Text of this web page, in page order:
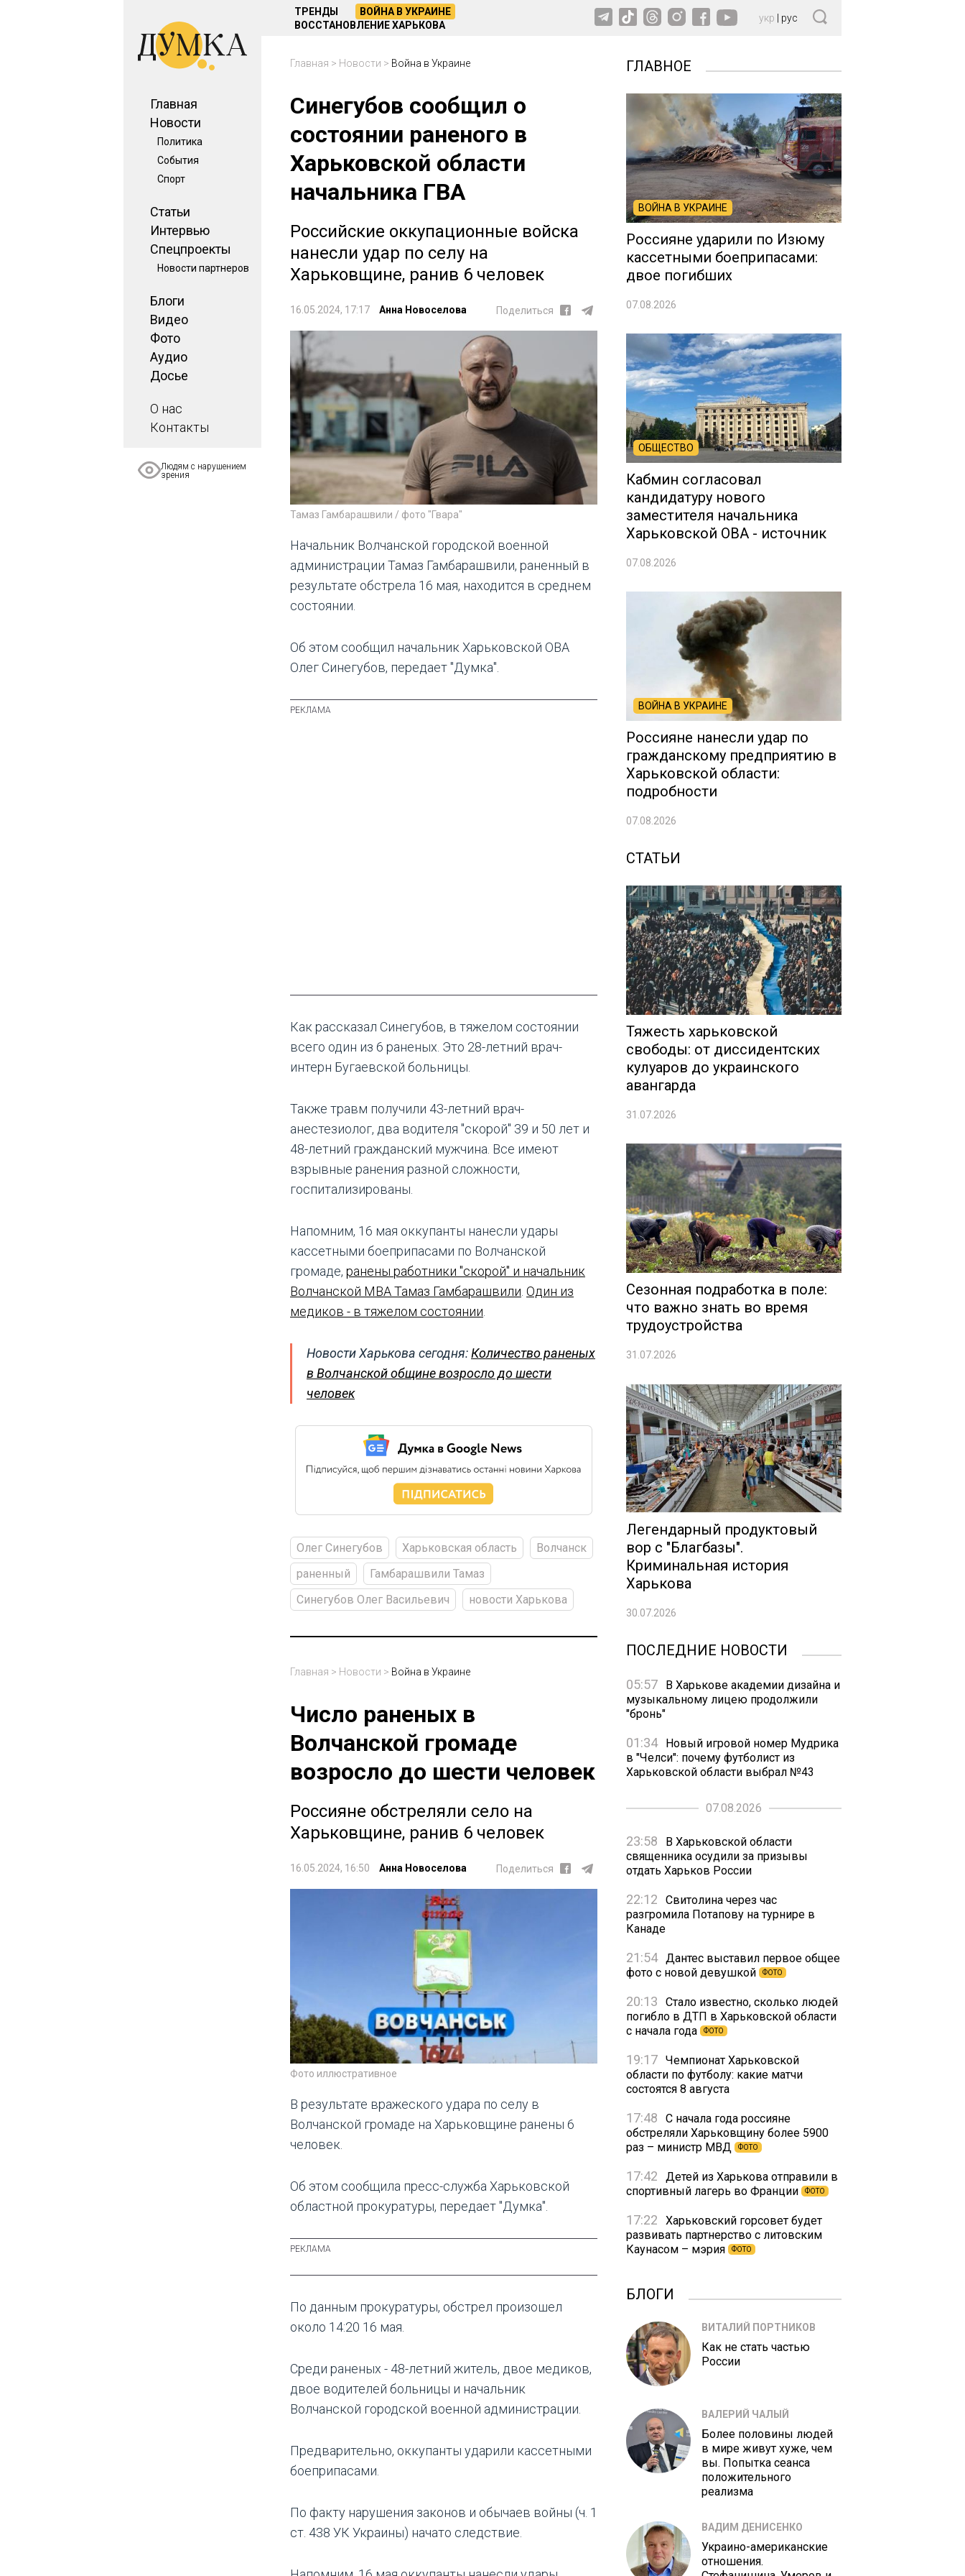
Главная
Новости
Политика
События
Спорт
Статьи
Интервью
Спецпроекты
Новости партнеров
Блоги
Видео
Фото
Аудио
Досье
О нас
Контакты
Людям с нарушением
зрения
ТРЕНДЫ
ВОЙНА В УКРАИНЕ
ВОССТАНОВЛЕНИЕ ХАРЬКОВА
укр рус
Главная > Новости > Война в Украине
Синегубов сообщил о
состоянии раненого в
Харьковской области
начальника ГВА
Российские оккупационные войска
нанесли удар по селу на
Харьковщине, ранив 6 человек
16.05.2024, 17:17 Анна Новоселова Поделиться
Тамаз Гамбарашвили / фото "Гвара"
Начальник Волчанской городской военной
администрации Тамаз Гамбарашвили, раненный в
результате обстрела 16 мая, находится в среднем
состоянии.
Об этом сообщил начальник Харьковской ОВА
Олег Синегубов, передает "Думка".
Как рассказал Синегубов, в тяжелом состоянии
всего один из 6 раненых. Это 28-летний врач-
интерн Бугаевской больницы.
Также травм получили 43-летний врач-
анестезиолог, два водителя "скорой" 39 и 50 лет и
48-летний гражданский мужчина. Все имеют
взрывные ранения разной сложности,
госпитализированы.
Напомним, 16 мая оккупанты нанесли удары
кассетными боеприпасами по Волчанской
громаде, ранены работники "скорой" и начальник
Волчанской МВА Тамаз Гамбарашвили. Один из
медиков - в тяжелом состоянии.
Новости Харькова сегодня:Количество раненых
в Волчанской общине возросло до шести
человек
Олег Синегубов Харьковская область
Волчанск
раненный
Гамбарашвили Тамаз
Синегубов Олег Васильевич
новости Харькова
Главная > Новости > Война в Украине
Число раненых в
Волчанской громаде
возросло до шести человек
Россияне обстреляли село на
Харьковщине, ранив 6 человек
16.05.2024, 16:50 Анна Новоселова Поделиться
Фото иллюстративное
В результате вражеского удара по селу в
Волчанской громаде на Харьковщине ранены 6
человек.
Об этом сообщила пресс-служба Харьковской
областной прокуратуры, передает "Думка".
По данным прокуратуры, обстрел произошел
около 14:20 16 мая.
Среди раненых - 48-летний житель, двое медиков,
двое водителей больницы и начальник
Волчанской городской военной администрации.
Предварительно, оккупанты ударили кассетными
боеприпасами.
По факту нарушения законов и обычаев войны (ч. 1
ст. 438 УК Украины) начато следствие.
ГЛАВНОЕ
ВОЙНА В УКРАИНЕ
Россияне ударили по Изюму
кассетными боеприпасами:
двое погибших
07.08.2026
ОБЩЕСТВО
Кабмин согласовал
кандидатуру нового
заместителя начальника
Харьковской ОВА - источник
07.08.2026
ВОЙНА В УКРАИНЕ
Россияне нанесли удар по
гражданскому предприятию в
Харьковской области:
подробности
07.08.2026
СТАТЬИ
Тяжесть харьковской
свободы: от диссидентских
кулуаров до украинского
авангарда
31.07.2026
Сезонная подработка в поле:
что важно знать во время
трудоустройства
31.07.2026
Легендарный продуктовый
вор с "Благбазы".
Криминальная история
Харькова
30.07.2026
ПОСЛЕДНИЕ НОВОСТИ
05:57
В Харькове академии дизайна и
музыкальному лицею продолжили
"бронь"
01:34
Новый игровой номер Мудрика
в "Челси": почему футболист из
Харьковской области выбрал №43
07.08.2026
23:58
В Харьковской области
священника осудили за призывы
отдать Харьков России
22:12
Свитолина через час
разгромила Потапову на турнире в
Канаде
21:54 Дантес выставил первое общее
фото с новой девушкой
ФОТО
20:13
Стало известно, сколько людей
погибло в ДТП в Харьковской области
с начала года
ФОТО
19:17 Чемпионат Харьковской
области по футболу: какие матчи
состоятся 8 августа
17:48
С начала года россияне
обстреляли Харьковщину более 5900
раз – министр МВД
ФОТО
17:42
Детей из Харькова отправили в
спортивный лагерь во Франции
ФОТО
17:22
Харьковский горсовет будет
развивать партнерство с литовским
Каунасом – мэрия
ФОТО
БЛОГИ
ВИТАЛИЙ ПОРТНИКОВ
Как не стать частью
России
ВАЛЕРИЙ ЧАЛЫЙ
Более половины людей
в мире живут хуже, чем
вы. Попытка сеанса
положительного
реализма
ВАДИМ ДЕНИСЕНКО
Украино-американские
отношения.